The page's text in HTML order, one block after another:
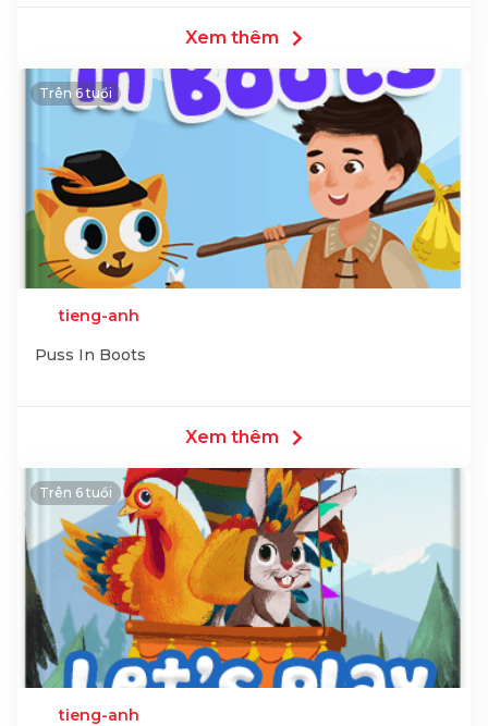
Xem thêm
Trên 6 tuổi
tieng-anh
Puss In Boots
Xem thêm
Trên 6 tuổi
tieng-anh